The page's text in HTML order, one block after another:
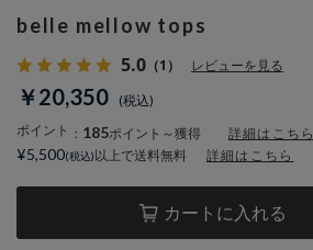
belle mellow tops
5.0 （1） レビューを見る
￥20,350
ポイント ： 185ポイント～獲得 詳細はこちら
カートに入れる
¥5,500 以上で送料無料 詳細はこちら